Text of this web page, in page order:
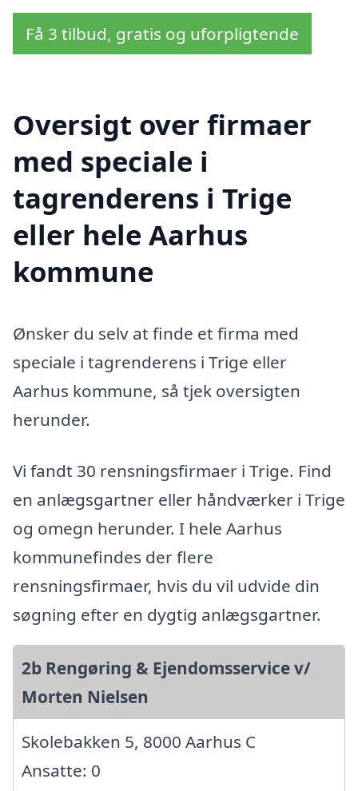
Få 3 tilbud, gratis og uforpligtende
Oversigt over firmaer
med speciale i
tagrenderens i Trige
eller hele Aarhus
kommune
Ønsker du selv at finde et firma med
speciale i tagrenderens i Trige eller
Aarhus kommune, så tjek oversigten
herunder.
Vi fandt 30 rensningsfirmaer i Trige. Find
en anlægsgartner eller håndværker i Trige
og omegn herunder. I hele Aarhus
kommunefindes der flere
rensningsfirmaer, hvis du vil udvide din
søgning efter en dygtig anlægsgartner.
2b Rengøring & Ejendomsservice v/
Morten Nielsen
Skolebakken 5, 8000 Aarhus C
Ansatte: 0